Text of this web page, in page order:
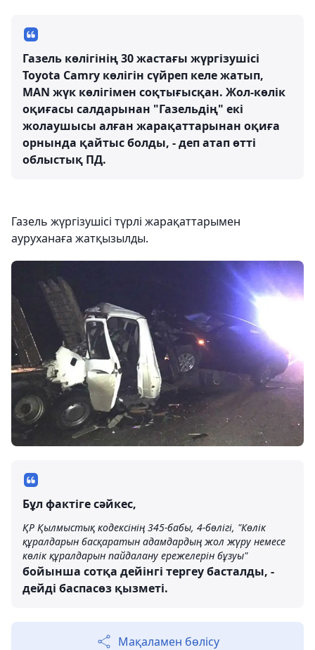
Газель көлігінің 30 жастағы жүргізушісі
Toyota Camry көлігін сүйреп келе жатып,
MAN жүк көлігімен соқтығысқан. Жол-көлік
оқиғасы салдарынан "Газельдің" екі
жолаушысы алған жарақаттарынан оқиға
орнында қайтыс болды, - деп атап өтті
облыстық ПД.
Газель жүргізушісі түрлі жарақаттарымен
ауруханаға жатқызылды.
Бұл фактіге сәйкес,
ҚР Қылмыстық кодексінің 345-бабы, 4-бөлігі, "Көлік
құралдарын басқаратын адамдардың жол жүру немесе
көлік құралдарын пайдалану ережелерін бұзуы"
бойынша сотқа дейінгі тергеу басталды, -
дейді баспасөз қызметі.
Мақаламен бөлісу